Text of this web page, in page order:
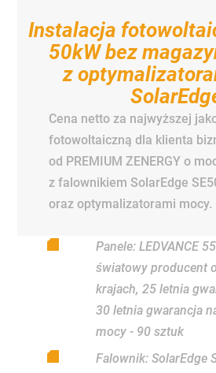
Instalacja
50kW bez
z
Cena netto za najwyższej
fotowoltaiczną dla klienta
od PREMIUM ZENERGY o
z falownikiem SolarEdge
oraz optymalizatorami mocy.
Panele: LEDVANCE
światowy producent
krajach, 25 letnia
30 letnia gwarancja
mocy - 90 sztuk
Falownik: SolarEdge